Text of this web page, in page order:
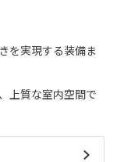
を実現する装備ま
上質な室内空間で